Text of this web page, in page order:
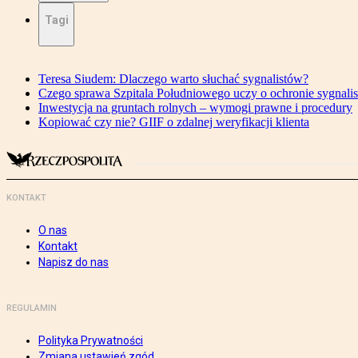
Tagi
Teresa Siudem: Dlaczego warto słuchać sygnalistów?
Czego sprawa Szpitala Południowego uczy o ochronie
Inwestycja na gruntach rolnych – wymogi prawne i procedury
Kopiować czy nie? GIIF o zdalnej weryfikacji klienta
KONTAKT
O nas
Kontakt
Napisz do nas
REGULAMIN
Polityka Prywatności